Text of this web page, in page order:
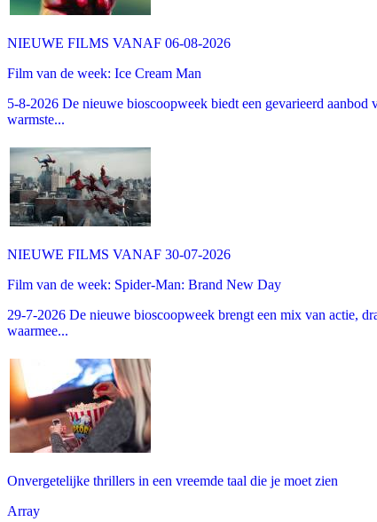
NIEUWE FILMS VANAF 06-08-2026
Film van de week: Ice Cream Man
5-8-2026 De nieuwe bioscoopweek biedt een gevarieerd
warmste...
NIEUWE FILMS VANAF 30-07-2026
Film van de week: Spider-Man: Brand New Day
29-7-2026 De nieuwe bioscoopweek brengt een mix van actie,
waarmee...
Onvergetelijke thrillers in een vreemde taal die je moet zien
Array